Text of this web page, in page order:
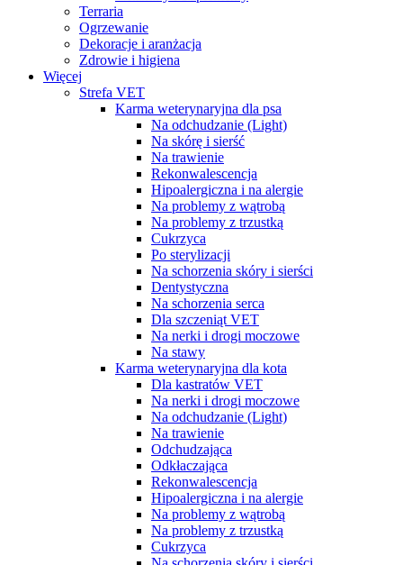
Terraria
Ogrzewanie
Dekoracje i aranżacja
Zdrowie i higiena
Więcej
Strefa VET
Karma weterynaryjna dla psa
Na odchudzanie (Light)
Na skórę i sierść
Na trawienie
Rekonwalescencja
Hipoalergiczna i na alergie
Na problemy z wątrobą
Na problemy z trzustką
Cukrzyca
Po sterylizacji
Na schorzenia skóry i sierści
Dentystyczna
Na schorzenia serca
Dla szczeniąt VET
Na nerki i drogi moczowe
Na stawy
Karma weterynaryjna dla kota
Dla kastratów VET
Na nerki i drogi moczowe
Na odchudzanie (Light)
Na trawienie
Odchudzająca
Odkłaczająca
Rekonwalescencja
Hipoalergiczna i na alergie
Na problemy z wątrobą
Na problemy z trzustką
Cukrzyca